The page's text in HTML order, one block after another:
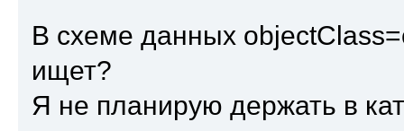
В схеме данных
ищет?
Я не планирую держать в